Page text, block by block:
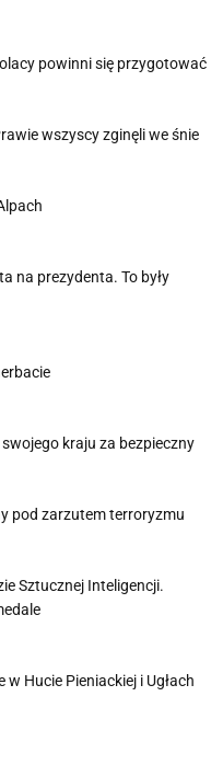
powinni się przygotować
wszyscy zginęli we śnie
na prezydenta. To były
kraju za bezpieczny
pod zarzutem terroryzmu
Sztucznej Inteligencji.
Hucie Pieniackiej i Ugłach